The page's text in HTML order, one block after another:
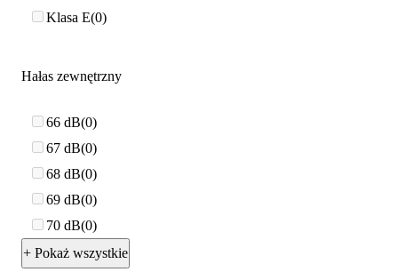
Klasa E 0
Hałas zewnętrzny
66 dB 0
67 dB 0
68 dB 0
69 dB 0
70 dB 0
+ Pokaż wszystkie